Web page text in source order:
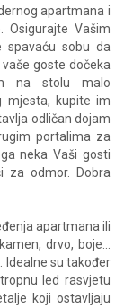
apartmana i
Osigurajte Vašim
spavaću sobu da
goste dočeka
na stolu malo
mjesta, kupite im
odličan dojam
portalima za
neka Vaši gosti
za odmor. Dobra
apartmana ili
drvo, boje...
Idealne su također
led rasvjetu
koji ostavljaju